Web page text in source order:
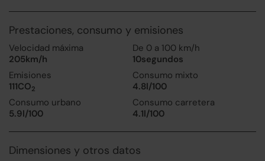
Prestaciones, consumo y emisiones
Velocidad máxima
205km/h
De 0 a 100 km/h
10segundos
Emisiones
111CO2
Consumo mixto
4.8l/100
Consumo urbano
5.9l/100
Consumo carretera
4.1l/100
Dimensiones y otros datos